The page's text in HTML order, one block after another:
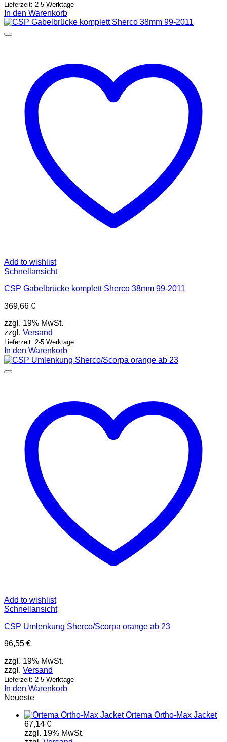
Lieferzeit: 2-5 Werktage
In den Warenkorb
Add to wishlist
Schnellansicht
CSP Gabelbrücke komplett Sherco 38mm 99-2011
369,66 €
zzgl. 19% MwSt.
zzgl. Versand
Lieferzeit: 2-5 Werktage
In den Warenkorb
Add to wishlist
Schnellansicht
CSP Umlenkung Sherco/Scorpa orange ab 23
96,55 €
zzgl. 19% MwSt.
zzgl. Versand
Lieferzeit: 2-5 Werktage
In den Warenkorb
Neueste
Ortema Ortho-Max Jacket
67,14 €
zzgl. 19% MwSt.